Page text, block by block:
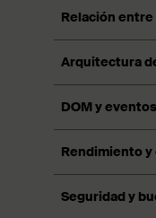
Relación
Arquitectura
DOM y eventos
Rendimiento
Seguridad y